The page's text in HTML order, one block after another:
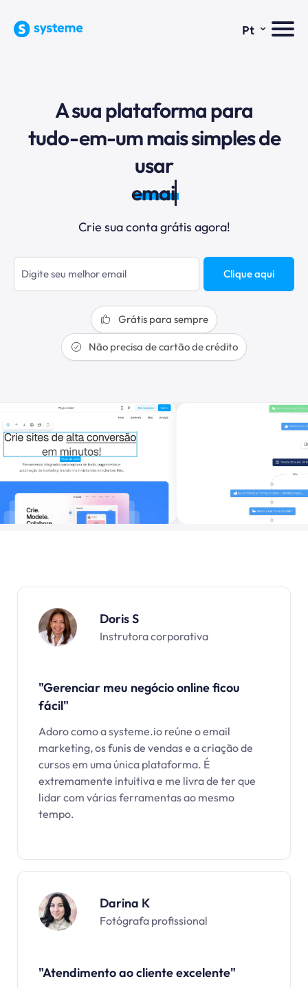
Pt ⌄
A sua plataforma para
tudo-em-um mais simples de
usar
email m
Crie sua conta grátis agora!
Clique aqui
Grátis para sempre
Não precisa de cartão de crédito
Doris S
Instrutora corporativa
"Gerenciar meu negócio online ficou
fácil"
Adoro como a systeme.io reúne o email
marketing, os funis de vendas e a criação de
cursos em uma única plataforma. É
extremamente intuitiva e me livra de ter que
lidar com várias ferramentas ao mesmo
tempo.
Darina K
Fotógrafa profissional
"Atendimento ao cliente excelente"